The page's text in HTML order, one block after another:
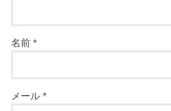
名前*
メール*